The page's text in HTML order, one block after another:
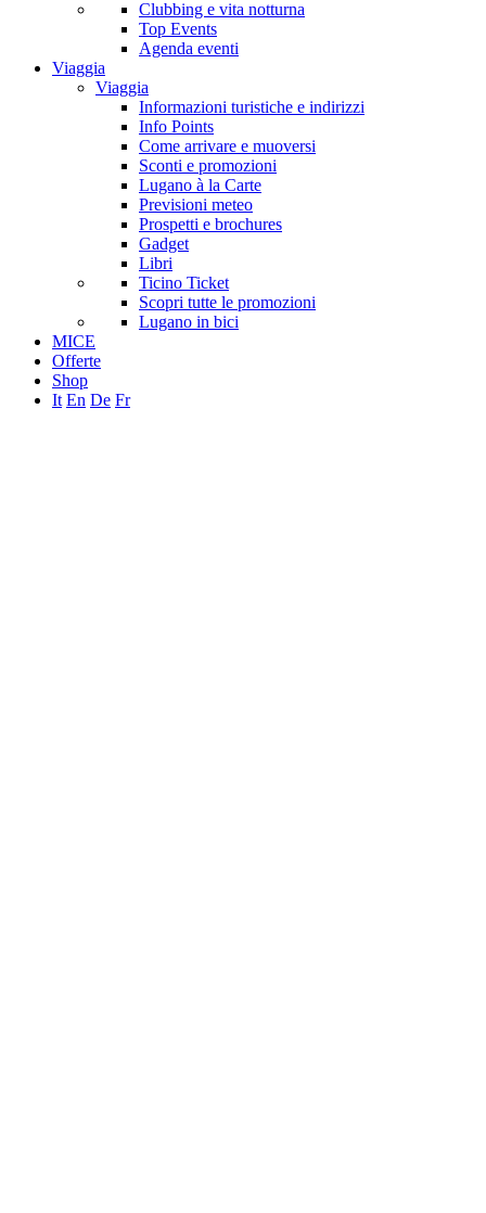
Clubbing e vita notturna
Top Events
Agenda eventi
Viaggia
Viaggia
Informazioni turistiche e indirizzi
Info Points
Come arrivare e muoversi
Sconti e promozioni
Lugano à la Carte
Previsioni meteo
Prospetti e brochures
Gadget
Libri
Ticino Ticket
Scopri tutte le promozioni
Lugano in bici
MICE
Offerte
Shop
It En De Fr